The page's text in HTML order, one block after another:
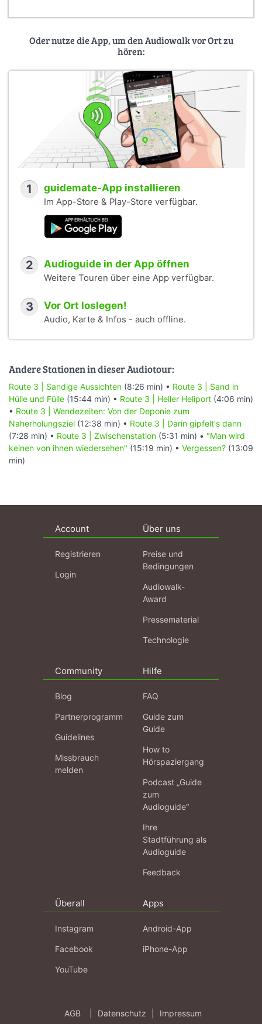
Oder nutze die App, um den Audiowalk vor Ort zu
hören:
1 guidemate-App installieren
Im App-Store & Play-Store verfügbar.
2 Audioguide in der App öffnen
Weitere Touren über eine App verfügbar.
3 Vor Ort loslegen!
Audio, Karte & Infos - auch offline.
Andere Stationen in dieser Audiotour:
Route 3 | Sandige Aussichten (8:26 min) • Route 3 | Sand in
Hülle und Fülle (15:44 min) • Route 3 | Heller Heliport (4:06 min)
• Route 3 | Wendezeiten: Von der Deponie zum
Naherholungsziel (12:38 min) • Route 3 | Darin gipfelt's dann
(7:28 min) • Route 3 | Zwischenstation (5:31 min) • "Man wird
keinen von ihnen wiedersehen" (15:19 min) • Vergessen? (13:09
min)
Account
Registrieren
Login
Über uns
Preise und
Bedingungen
Audiowalk-
Award
Pressematerial
Technologie
Community
Blog
Partnerprogramm
Guidelines
Missbrauch
melden
Hilfe
FAQ
Guide zum
Guide
How to
Hörspaziergang
Podcast „Guide
zum
Audioguide“
Ihre
Stadtführung als
Audioguide
Feedback
Überall
Instagram
Facebook
YouTube
Apps
Android-App
iPhone-App
AGB Datenschutz Impressum